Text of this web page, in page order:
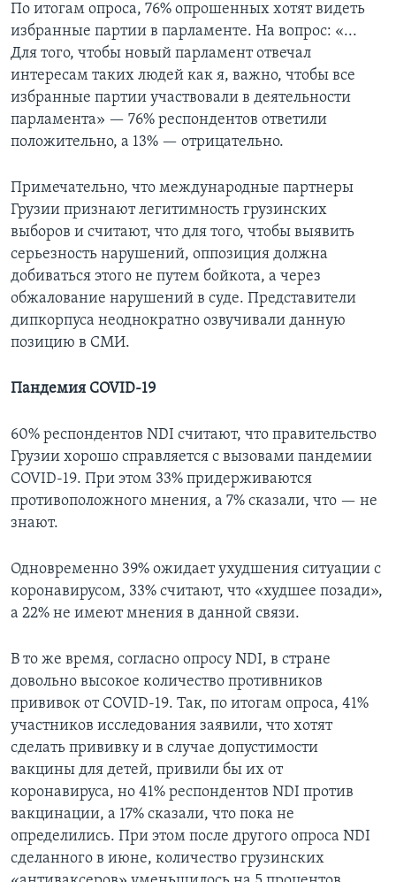
По итогам опроса, 76% опрошенных хотят видеть
избранные партии в парламенте. На вопрос: «...
Для того, чтобы новый парламент отвечал
интересам таких людей как я, важно, чтобы все
избранные партии участвовали в деятельности
парламента» — 76% респондентов ответили
положительно, а 13% — отрицательно.
Примечательно, что международные партнеры
Грузии признают легитимность грузинских
выборов и считают, что для того, чтобы выявить
серьезность нарушений, оппозиция должна
добиваться этого не путем бойкота, а через
обжалование нарушений в суде. Представители
дипкорпуса неоднократно озвучивали данную
позицию в СМИ.
Пандемия COVID-19
60% респондентов NDI считают, что правительство
Грузии хорошо справляется с вызовами пандемии
COVID-19. При этом 33% придерживаются
противоположного мнения, а 7% сказали, что — не
знают.
Одновременно 39% ожидает ухудшения ситуации с
коронавирусом, 33% считают, что «худшее позади»,
а 22% не имеют мнения в данной связи.
В то же время, согласно опросу NDI, в стране
довольно высокое количество противников
прививок от COVID-19. Так, по итогам опроса, 41%
участников исследования заявили, что хотят
сделать прививку и в случае допустимости
вакцины для детей, привили бы их от
коронавируса, но 41% респондентов NDI против
вакцинации, а 17% сказали, что пока не
определились. При этом после другого опроса NDI
сделанного в июне, количество грузинских